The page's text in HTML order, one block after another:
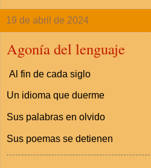
19 de abril de 2024
Agonía del lenguaje
Al fin de cada siglo
Un idioma que duerme
Sus palabras en olvido
Sus poemas se detienen